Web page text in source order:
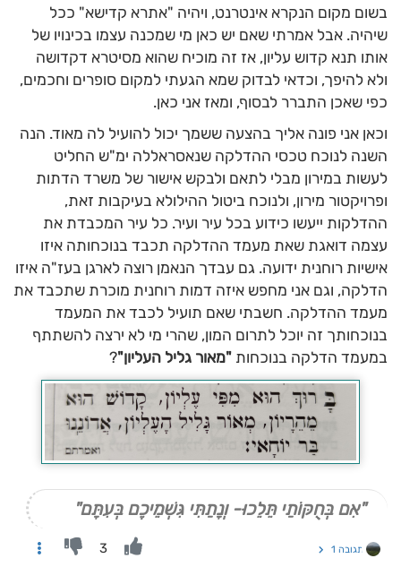
בשום מקום הנקרא אינטרנט, ויהיה "אתרא קדישא" ככל
שיהיה. אבל אמרתי שאם יש כאן מי שמכנה עצמו בכינויו של
אותו תנא קדוש עליון, אז זה מוכיח שהוא מסיטרא דקדושה
ולא להיפך, וכדאי לבדוק שמא הגעתי למקום סופרים וחכמים,
כפי שאכן התברר לבסוף, ומאז אני כאן.
וכאן אני פונה אליך בהצעה ששמך יכול להועיל לה מאוד. הנה
השנה לנוכח טכסי ההדלקה שנאסראללה ימ"ש החליט
לעשות במירון מבלי לתאם ולבקש אישור של משרד הדתות
ופרויקטור מירון, ולנוכח ביטול ההילולא בעיקבות זאת,
ההדלקות ייעשו כידוע בכל עיר ועיר. כל עיר המכבדת את
עצמה דואגת שאת מעמד ההדלקה תכבד בנוכחותה איזו
אישיות רוחנית ידועה. גם עבדך הנאמן רוצה לארגן בעז"ה איזו
הדלקה, וגם אני מחפש איזה דמות רוחנית מוכרת שתכבד את
מעמד ההדלקה. חשבתי שאם תועיל לכבד את המעמד
בנוכחותך זה יוכל לתרום המון, שהרי מי לא ירצה להשתתף
במעמד הדלקה בנוכחות "מאור גליל העליון"?
"אִם בְּחֻקּוֹתַי תֵּלֵכוּ- וְנָתַתִּי גִּשְׁמֵיכֶם בְּעִתָּם"
תגובה 1 3